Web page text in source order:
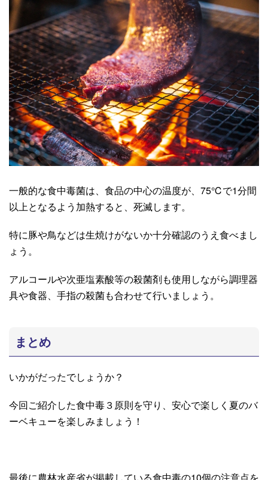
一般的な食中毒菌は、食品の中心の温度が、 75℃で1分間
以上となるよう加熱すると、死滅します。
特に豚や鳥などは生焼けがないか十分確認のうえ食べまし
ょう。
アルコールや次亜塩素酸等の殺菌剤も使用しながら調理器
具や食器、手指の殺菌も合わせて行いましょう。
まとめ
いかがだったでしょうか？
今回ご紹介した食中毒３原則を守り、安心で楽しく夏のバ
ーベキューを楽しみましょう！
最後に農林水産省が掲載している食中毒の10個の注意点を